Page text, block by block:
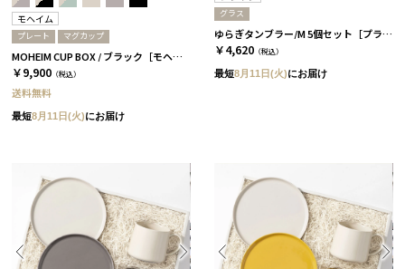
モヘイム
プレート マグカップ
MOHEIM CUP BOX / ブラック［モヘイム］
￥9,900 （税込）
送料無料
最短8月11日(火)にお届け
グラス
ゆらぎタンブラー/M 5個セット［プラキラ］
￥4,620 （税込）
最短8月11日(火)にお届け